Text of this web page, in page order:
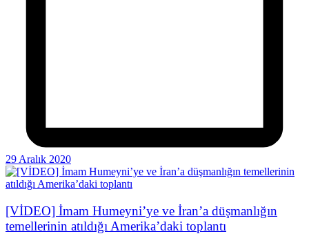
29 Aralık 2020
[VİDEO] İmam Humeyni’ye ve İran’a düşmanlığın
temellerinin atıldığı Amerika’daki toplantı